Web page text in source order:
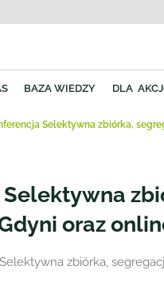
BAZA WIEDZY DLA
Selektywna zbiórka,
Selektywna
oraz
zbiórka,